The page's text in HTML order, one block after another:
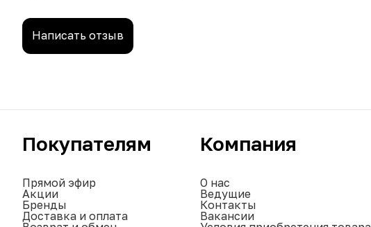
Написать отзыв
Покупателям
Прямой эфир
Акции
Бренды
Доставка и оплата
Компания
О нас
Ведущие
Контакты
Вакансии